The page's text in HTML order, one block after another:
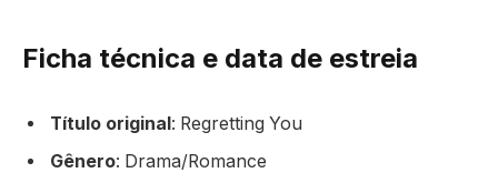
Ficha técnica e data de estreia
Título original : Regretting You
Gênero: Drama/Romance